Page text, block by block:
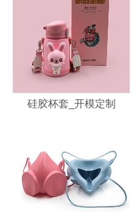
硅胶杯套_开模定制